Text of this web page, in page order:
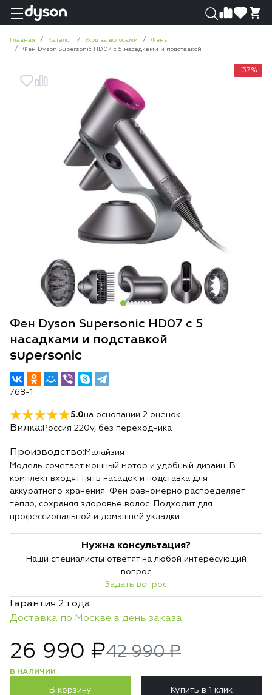
Главная Каталог Уход за волосами
Фены
Фен Dyson Supersonic HD07 с 5 насадками и подставкой
-37%
Фен Dyson Supersonic HD07 с 5
насадками и подставкой
supersonic
768-1
5.0на основании 2 оценок
Вилка: Россия 220v, без переходника
Производство: Малайзия
Модель сочетает мощный мотор и удобный дизайн. В
комплект входят пять насадок и подставка для
аккуратного хранения. Фен равномерно распределяет
тепло, сохраняя здоровье волос. Подходит для
профессиональной и домашней укладки.
Нужна консультация?
Наши специалисты ответят на любой интересующий
вопрос
Задать вопрос
Гарантия 2 года
Доставка по Москве в день заказа.
26 990 ₽42 990 ₽
В НАЛИЧИИ
В корзину Купить в 1 клик